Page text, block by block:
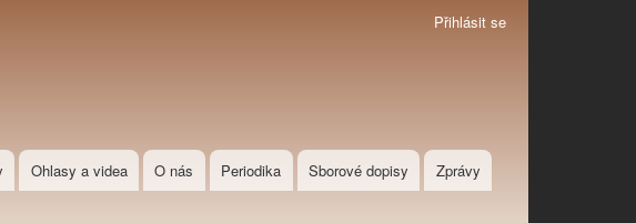
Přihlásit se
Ohlasy a videa O nás Periodika Sborové dopisy Zprávy